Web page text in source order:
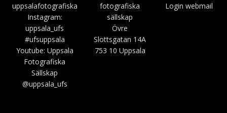
uppsalafotografiska
Instagram:
uppsala_ufs
#ufsuppsala
Youtube: Uppsala
Fotografiska
Sällskap
@uppsala_ufs
fotografiska
sällskap
Övre
Slottsgatan 14A
753 10 Uppsala
Login webmail